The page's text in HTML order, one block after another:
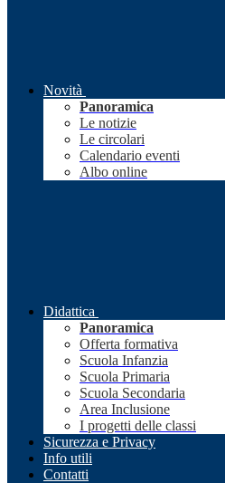
Novità
Panoramica
Le notizie
Le circolari
Calendario eventi
Albo online
Didattica
Panoramica
Offerta formativa
Scuola Infanzia
Scuola Primaria
Scuola Secondaria
Area Inclusione
I progetti delle classi
Sicurezza e Privacy
Info utili
Contatti